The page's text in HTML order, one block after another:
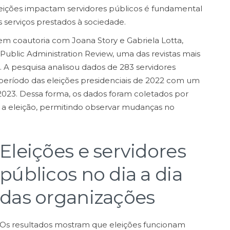
impactam servidores públicos é fundamental
prestados à sociedade.
coautoria com Joana Story e Gabriela Lotta,
Administration Review, uma das revistas mais
pesquisa analisou dados de 283 servidores
das eleições presidenciais de 2022 com um
Dessa forma, os dados foram coletados por
eleição, permitindo observar mudanças no
Eleições e servidores
públicos no dia a dia
das organizações
Os resultados mostram que eleições funcionam